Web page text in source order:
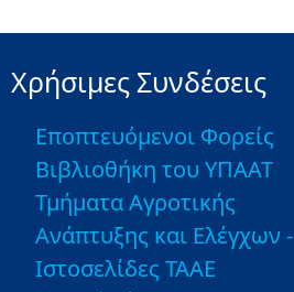
Χρήσιμες Συνδέσεις
Εποπτευόμενοι Φορείς
Βιβλιοθήκη του ΥΠΑΑΤ
Τμήματα Αγροτικής
Ανάπτυξης και Ελέγχων -
Ιστοσελίδες ΤΑΑΕ